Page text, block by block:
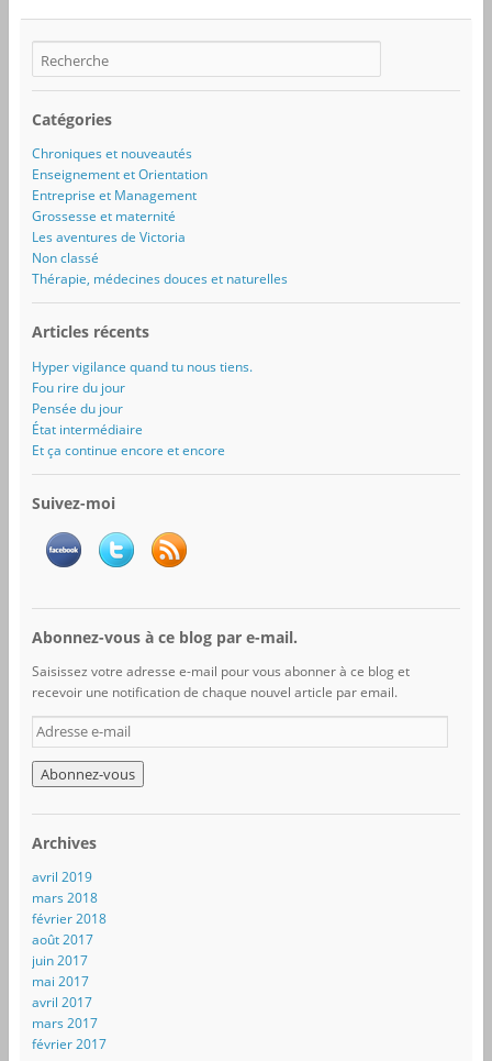
Catégories
Chroniques et nouveautés
Enseignement et Orientation
Entreprise et Management
Grossesse et maternité
Les aventures de Victoria
Non classé
Thérapie, médecines douces et naturelles
Articles récents
Hyper vigilance quand tu nous tiens.
Fou rire du jour
Pensée du jour
État intermédiaire
Et ça continue encore et encore
Suivez-moi
Abonnez-vous à ce blog par e-mail.
Saisissez votre adresse e-mail pour vous abonner à ce blog et
recevoir une notification de chaque nouvel article par email.
A
d
r
e
s
e
e
-
m
a
i
l
Archives
avril 2019
mars 2018
février 2018
août 2017
juin 2017
mai 2017
avril 2017
mars 2017
février 2017